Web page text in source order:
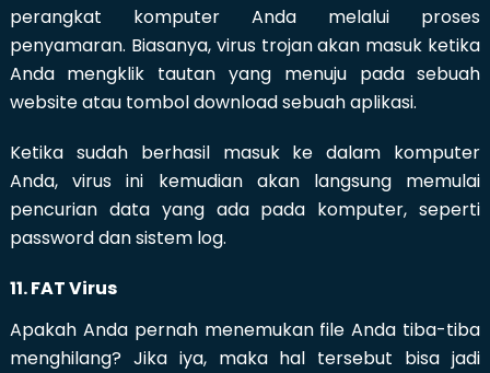
perangkat komputer Anda melalui proses
penyamaran. Biasanya, virus trojan akan masuk ketika
Anda mengklik tautan yang menuju pada sebuah
website atau tombol download sebuah aplikasi.
Ketika sudah berhasil masuk ke dalam komputer
Anda, virus ini kemudian akan langsung memulai
pencurian data yang ada pada komputer, seperti
password dan sistem log.
11. FAT Virus
Apakah Anda pernah menemukan file Anda tiba-tiba
menghilang? Jika iya, maka hal tersebut bisa jadi